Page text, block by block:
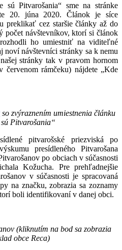
sú Pitvarošania“ sme na stránke
20. júna 2020. Článok je síce
preklikať cez staršie články až do
návštevníkov, ktorí si článok
ho umiestniť na viditeľné
noví návštevníci stránky sa k nemu
stránky tak v pravom hornom
červenom rámčeku) nájdete „Kde
so zvýraznením umiestnenia článku
sú Pitvarošania“
pitvarošské priezviská po
presídleného Pitvarošana
po obciach v súčasnosti
Kožucha. Pre prehľadnejšie
v súčasnosti je spracovaná
na značku, zobrazia sa zoznamy
boli identifikovaní v danej obci.
(kliknutím na bod sa zobrazia
obce Reca)